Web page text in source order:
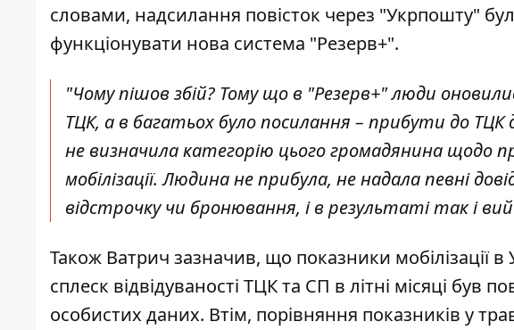
словами, надсилання повісток через "Укрпошту"
функціонувати нова система "Резерв+".
"Чому пішов збій? Тому що в "Резерв+" люди
ТЦК, а в багатьох було посилання – прибути до
не визначила категорію цього громадянина щодо
мобілізації. Людина не прибула, не надала певні
відстрочку чи бронювання, і в результаті так і
Також Ватрич зазначив, що показники мобілізації в
сплеск відвідуваності ТЦК та СП в літні місяці був
особистих даних. Втім, порівняння показників у